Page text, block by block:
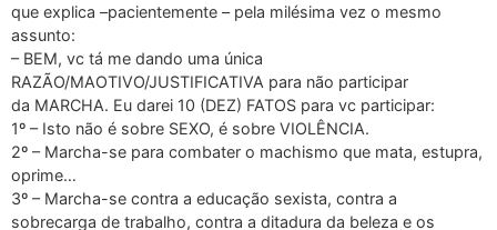
que explica –pacientemente – pela milésima vez o mesmo
assunto:
– BEM, vc tá me dando uma única
RAZÃO/MAOTIVO/JUSTIFICATIVA para não participar
da MARCHA. Eu darei 10 (DEZ) FATOS para vc participar:
1º – Isto não é sobre SEXO, é sobre VIOLÊNCIA.
2º – Marcha-se para combater o machismo que mata, estupra,
oprime…
3º – Marcha-se contra a educação sexista, contra a
sobrecarga de trabalho, contra a ditadura da beleza e os